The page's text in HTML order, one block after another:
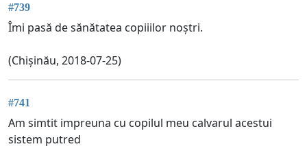
#739
Îmi pasă de sănătatea copiiilor noștri.
(Chișinău, 2018-07-25)
#741
Am simtit impreuna cu copilul meu calvarul acestui
sistem putred